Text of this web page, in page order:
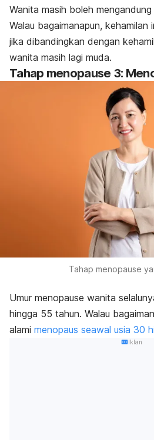
Wanita masih boleh
Walau bagaimanapun, kehamilan
jika dibandingkan dengan
wanita masih lagi muda.
Tahap menopause 3:
Tahap menopause
Umur menopause wanita
hingga 55 tahun. Walau
alami menopaus seawal usia 30
Iklan